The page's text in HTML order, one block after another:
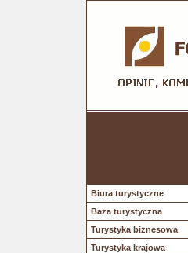
Biura turystyczne
Baza turystyczna
Turystyka biznesowa
Turystyka krajowa